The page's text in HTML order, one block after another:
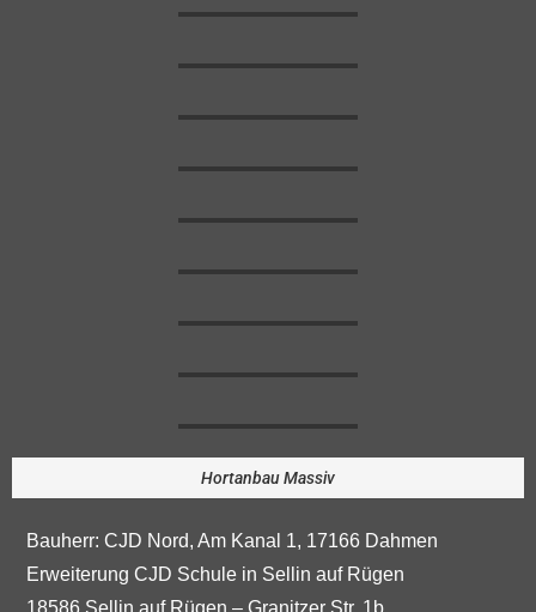
Hortanbau Massiv
Bauherr: CJD Nord, Am Kanal 1, 17166 Dahmen
Erweiterung CJD Schule in Sellin auf Rügen
18586 Sellin auf Rügen – Granitzer Str. 1b